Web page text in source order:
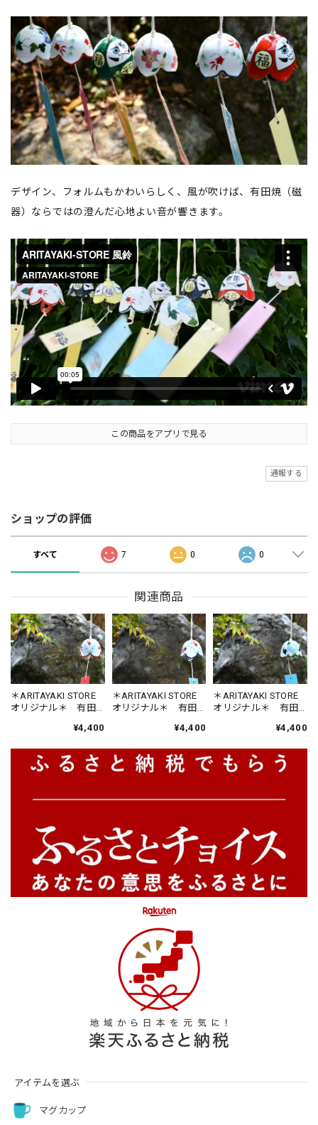
アイテムを選ぶ
マグカップ
デザイン、フォルムもかわいらしく、風が吹けば、有田焼（磁
器）ならではの澄んだ心地よい音が響きます。
この商品をアプリで見る
通報する
ショップの評価
すべて 7 0 0
関連商品
＊ARITAYAKI STORE
オリジナル＊ 有田
れインテリア風鈴
ｘARITAYAKI-STORE”
¥4,400
＊ARITAYAKI STORE
オリジナル＊ 有田
れインテリア風鈴
ｘARITAYAKI-STORE”
¥4,400
＊ARITAYAKI STORE
オリジナル＊ 有田
れインテリア風鈴
顔】 ”古鈴ｘ
ARITAYAKI-STORE”
¥4,400